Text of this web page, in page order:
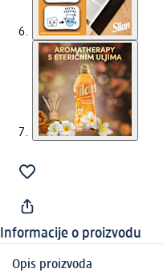
Informacije o proizvodu
Opis proizvoda